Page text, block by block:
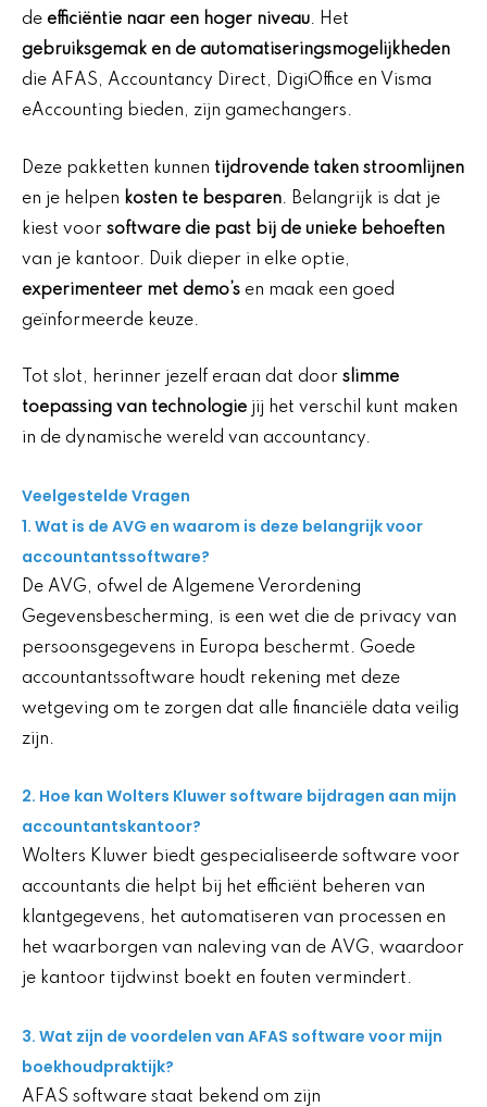
de efficiëntie naar een hoger niveau. Het
gebruiksgemak en de automatiseringsmogelijkheden
die AFAS, Accountancy Direct, DigiOffice en Visma
eAccounting bieden, zijn gamechangers.
Deze pakketten kunnen tijdrovende taken stroomlijnen
en je helpen kosten te besparen. Belangrijk is dat je
kiest voor software die past bij de unieke behoeften
van je kantoor. Duik dieper in elke optie,
experimenteer met demo’s en maak een goed
geïnformeerde keuze.
Tot slot, herinner jezelf eraan dat door slimme
toepassing van technologie jij het verschil kunt maken
in de dynamische wereld van accountancy.
Veelgestelde Vragen
1. Wat is de AVG en waarom is deze belangrijk voor
accountantssoftware?
De AVG, ofwel de Algemene Verordening
Gegevensbescherming, is een wet die de privacy van
persoonsgegevens in Europa beschermt. Goede
accountantssoftware houdt rekening met deze
wetgeving om te zorgen dat alle financiële data veilig
zijn.
2. Hoe kan Wolters Kluwer software bijdragen aan mijn
accountantskantoor?
Wolters Kluwer biedt gespecialiseerde software voor
accountants die helpt bij het efficiënt beheren van
klantgegevens, het automatiseren van processen en
het waarborgen van naleving van de AVG, waardoor
je kantoor tijdwinst boekt en fouten vermindert.
3. Wat zijn de voordelen van AFAS software voor mijn
boekhoudpraktijk?
AFAS software staat bekend om zijn